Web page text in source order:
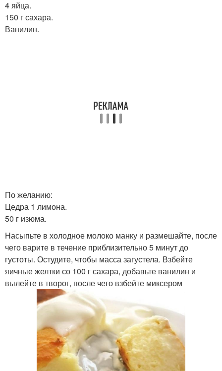
4 яйца.
150 г сахара.
Ванилин.
По желанию:
Цедра 1 лимона.
50 г изюма.
Насыпьте в холодное молоко манку и размешайте, после
чего варите в течение приблизительно 5 минут до
густоты. Остудите, чтобы масса загустела. Взбейте
яичные желтки со 100 г сахара, добавьте ванилин и
вылейте в творог, после чего взбейте миксером